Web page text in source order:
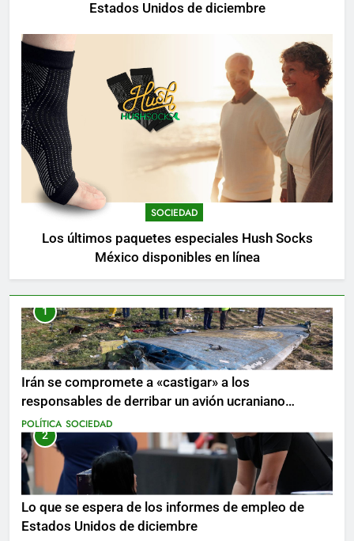
Estados Unidos de diciembre
SOCIEDAD
Los últimos paquetes especiales Hush Socks
México disponibles en línea
1
Irán se compromete a «castigar» a los
responsables de derribar un avión ucraniano
mientras se realizan arrestos
POLÍTICA SOCIEDAD
2
Lo que se espera de los informes de empleo de
Estados Unidos de diciembre